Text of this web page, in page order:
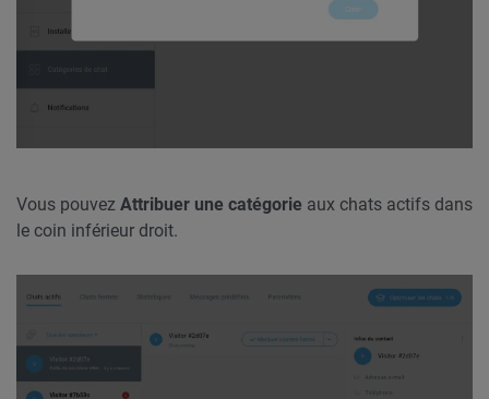
Vous pouvez Attribuer une catégorie aux chats actifs dans
le coin inférieur droit.